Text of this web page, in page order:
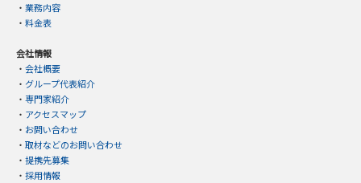
・ 業務内容
・ 料金表
会社情報
・ 会社概要
・ グループ代表紹介
・ 専門家紹介
・ アクセスマップ
・ お問い合わせ
・ 取材などのお問い合わせ
・ 提携先募集
・ 採用情報